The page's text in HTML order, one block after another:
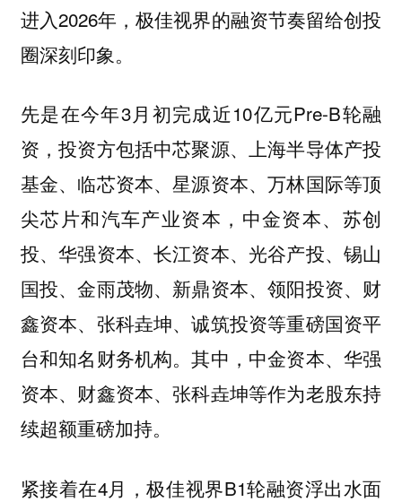
进入2026年，极佳视界的融资节奏留给创投
圈深刻印象。
先是在今年3月初完成近10亿元Pre-B轮融
资，投资方包括中芯聚源、上海半导体产投
基金、临芯资本、星源资本、万林国际等顶
尖芯片和汽车产业资本，中金资本、苏创
投、华强资本、长江资本、光谷产投、锡山
国投、金雨茂物、新鼎资本、领阳投资、财
鑫资本、张科垚坤、诚筑投资等重磅国资平
台和知名财务机构。其中，中金资本、华强
资本、财鑫资本、张科垚坤等作为老股东持
续超额重磅加持。
紧接着在4月，极佳视界B1轮融资浮出水面